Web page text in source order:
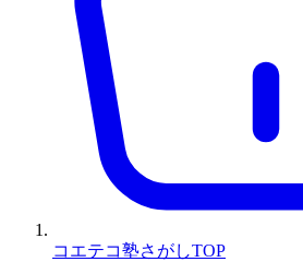
コエテコ塾さがしTOP